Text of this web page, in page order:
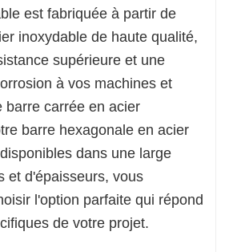
est fabriquée à partir de
inoxydable de haute qualité,
supérieure et une
à vos machines et
barre carrée en acier
barre hexagonale en acier
dans une large
et d'épaisseurs, vous
l'option parfaite qui répond
de votre projet.